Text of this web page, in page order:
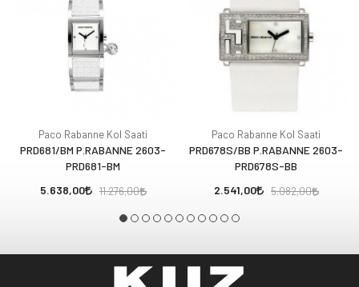
Paco Rabanne Kol Saati
PRD681/BM P.RABANNE 2603-
PRD681-BM
5.638,00
11.276,00
Paco Rabanne Kol Saati
PRD678S/BB P.RABANNE 2603-
PRD678S-BB
2.541,00
5.082,00